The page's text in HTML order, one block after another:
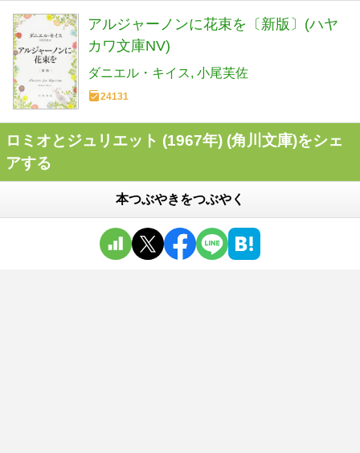
アルジャーノンに花束を〔新版〕(ハヤ
カワ文庫NV)
ダニエル・キイス 小尾芙佐
24131
ロミオとジュリエット (1967年) (角川文庫)をシェ
アする
本つぶやきをつぶやく